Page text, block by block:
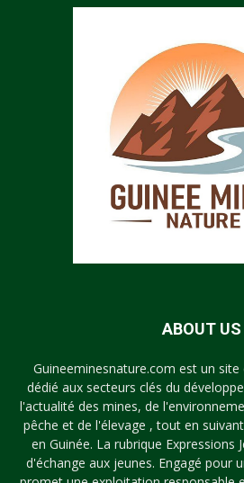
ABOUT US
Guineeminesnature.com est un
dédié aux secteurs clés du
l'actualité des mines, de
pêche et de l'élevage , tout en
en Guinée. La rubrique Expressions
d'échange aux jeunes. Engagé pour